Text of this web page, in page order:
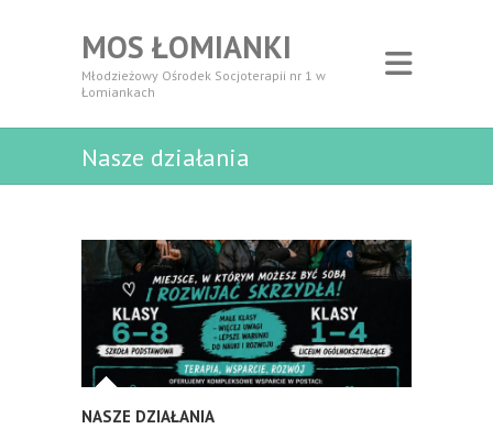
MOS ŁOMIANKI
Młodzieżowy Ośrodek Socjoterapii nr 1 w
Łomiankach
Nasze działania
NASZE DZIAŁANIA